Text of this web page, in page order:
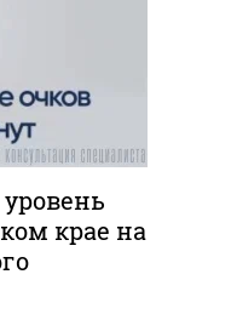
крае на